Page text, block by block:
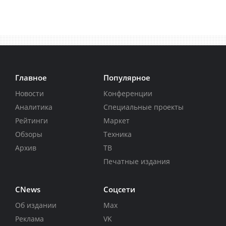
Главное
Новости
Аналитика
Рейтинги
Обзоры
Архив
Популярное
Конференции
Специальные проекты
Маркет
Техника
ТВ
Печатные издания
CNews
Об издании
Реклама
Соцсети
Max
VK